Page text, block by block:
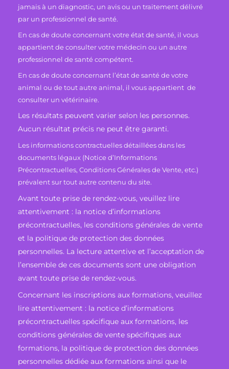
jamais à un diagnostic, un avis ou un traitement délivré
par un professionnel de santé.
En cas de doute concernant votre état de santé, il vous
appartient de consulter votre médecin ou un autre
professionnel de santé compétent.
En cas de doute concernant l’état de santé de votre
animal ou de tout autre animal, il vous appartient de
consulter un vétérinaire.
Les résultats peuvent varier selon les personnes.
Aucun résultat précis ne peut être garanti.
Les informations contractuelles détaillées dans les
documents légaux (Notice d’Informations
Précontractuelles, Conditions Générales de Vente, etc.)
prévalent sur tout autre contenu du site.
Avant toute prise de rendez-vous, veuillez lire
attentivement : la notice d’informations
précontractuelles, les conditions générales de vente
et la politique de protection des données
personnelles. La lecture attentive et l’acceptation de
l’ensemble de ces documents sont une obligation
avant toute prise de rendez-vous.
Concernant les inscriptions aux formations, veuillez
lire attentivement : la notice d’informations
précontractuelles spécifique aux formations, les
conditions générales de vente spécifiques aux
formations, la politique de protection des données
personnelles dédiée aux formations ainsi que le